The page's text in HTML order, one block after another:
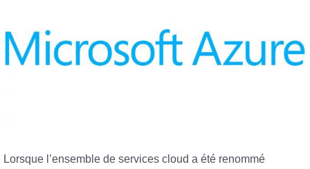
Lorsque l’ensemble de services cloud a été renommé